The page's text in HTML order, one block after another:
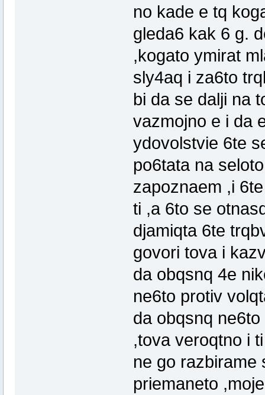
no kade e tq
gleda6 kak 6 g.
,kogato ymirat
sly4aq i za6to
bi da se dalji na
vazmojno e i da
ydovolstvie 6te
po6tata na
zapoznaem ,i
ti ,a 6to se
djamiqta 6te
govori tova i
da obqsnq 4e
ne6to protiv
da obqsnq
,tova veroqtno i
ne go razbirame
priemaneto